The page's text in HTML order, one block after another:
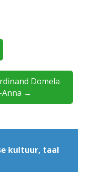
Domela
Anna →
kultuur, taal